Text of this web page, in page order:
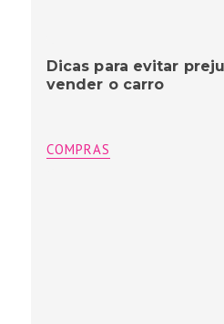
Dicas para evitar
vender o carro
COMPRAS